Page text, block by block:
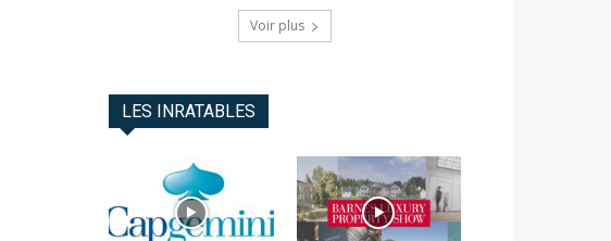
Voir plus
LES INRATABLES